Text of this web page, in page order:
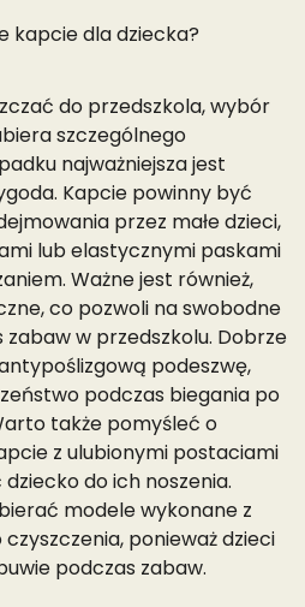
kapcie dla dziecka?
do przedszkola, wybór
szczególnego
najważniejsza jest
Kapcie powinny być
przez małe dzieci,
lub elastycznymi paskami
Ważne jest również,
co pozwoli na swobodne
zabaw w przedszkolu. Dobrze
podeszwę,
podczas biegania po
także pomyśleć o
z ulubionymi postaciami
do ich noszenia.
modele wykonane z
ponieważ dzieci
podczas zabaw.